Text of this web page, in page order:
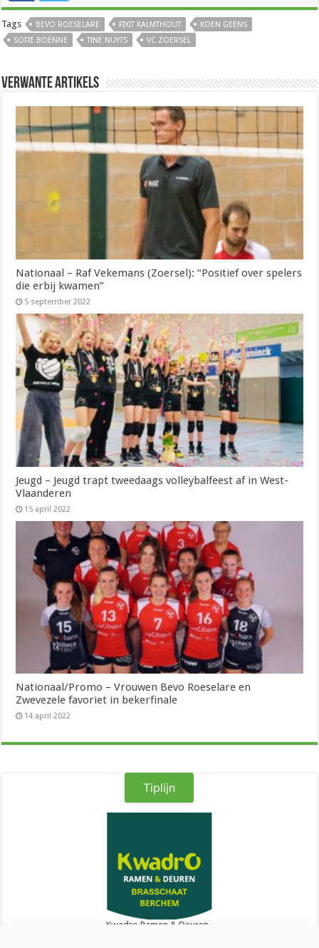
Tags BEVO ROESELARE FIXIT KALMTHOUT
KOEN GEENS
SOFIE BOËNNE
TINE NUYTS VC ZOERSEL
Verwante artikels
Nationaal – Raf Vekemans (Zoersel): “Positief over spelers
die erbij kwamen”
5 september 2022
Jeugd – Jeugd trapt tweedaags volleybalfeest af in West-
Vlaanderen
15 april 2022
Nationaal/Promo – Vrouwen Bevo Roeselare en
Zwevezele favoriet in bekerfinale
14 april 2022
Tiplijn
Kwadro Ramen & Deuren